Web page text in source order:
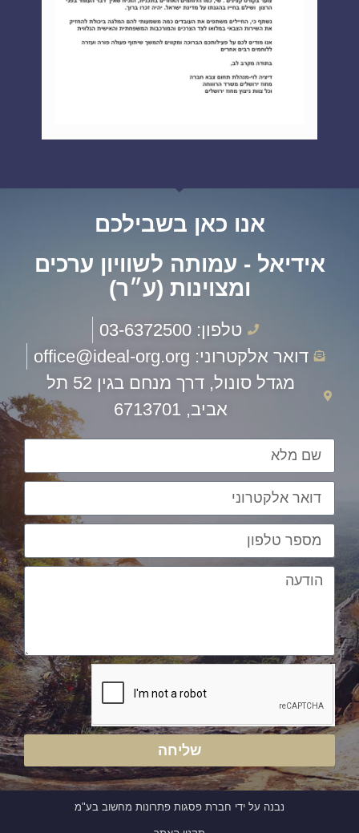
אנו כאן בשבילכם
אידיאל - עמותה לשוויון ערכים
ומצוינות (ע״ר)
טלפון: 03-6372500
דואר אלקטרוני: office@ideal-org.org
מגדל סונול, דרך מנחם בגין 52 תל
אביב, 6713701
שליחה
נבנה על ידי חברת פסגות פתרונות מחשוב בע"מ